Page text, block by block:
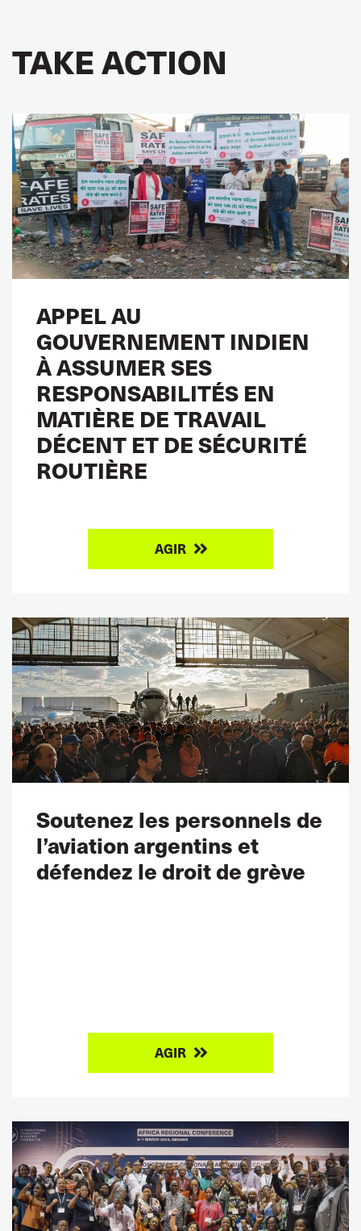
TAKE ACTION
APPEL AU
GOUVERNEMENT INDIEN
À ASSUMER SES
RESPONSABILITÉS EN
MATIÈRE DE TRAVAIL
DÉCENT ET DE SÉCURITÉ
ROUTIÈRE
AGIR
Soutenez les personnels de
l’aviation argentins et
défendez le droit de grève
AGIR